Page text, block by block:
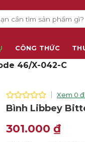
CÔNG THỨC
46/X-042-C
0
5
Xem 0
Bình Libbey
301.000₫